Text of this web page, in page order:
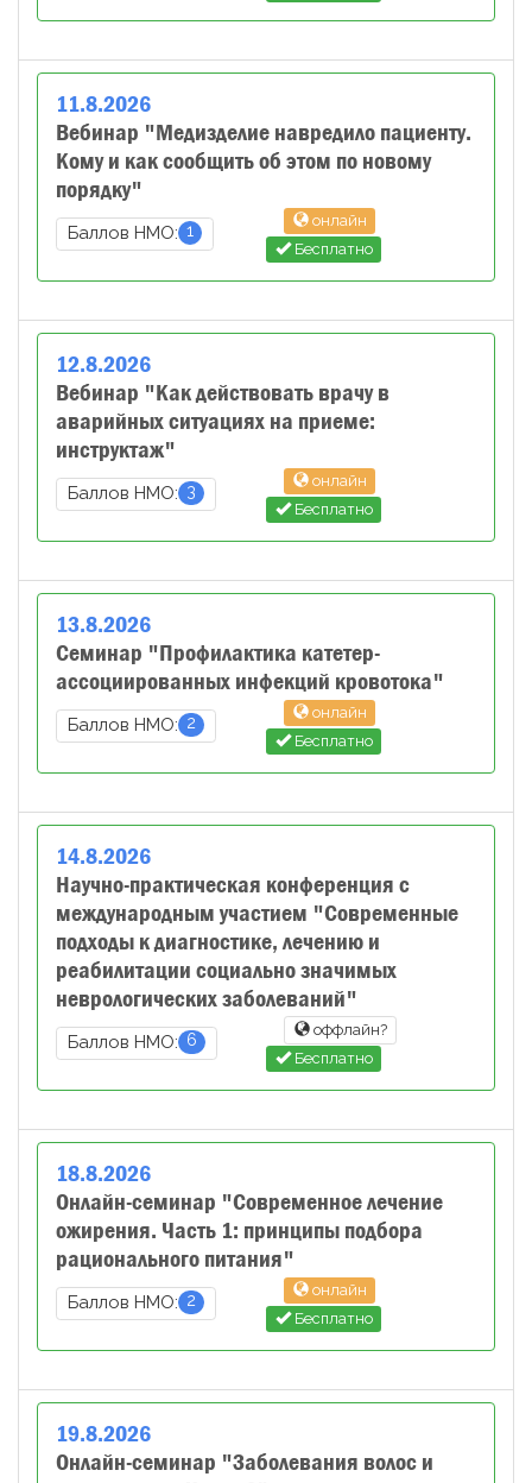
11.8.2026
Вебинар "Медизделие навредило пациенту.
Кому и как сообщить об этом по новому
порядку"
Баллов НМО: 1
онлайн
Бесплатно
12.8.2026
Вебинар "Как действовать врачу в
аварийных ситуациях на приеме:
инструктаж"
Баллов НМО: 3
онлайн
Бесплатно
13.8.2026
Семинар "Профилактика катетер-
ассоциированных инфекций кровотока"
Баллов НМО: 2
онлайн
Бесплатно
14.8.2026
Научно-практическая конференция с
международным участием "Современные
подходы к диагностике, лечению и
реабилитации социально значимых
неврологических заболеваний"
Баллов НМО: 6
оффлайн?
Бесплатно
18.8.2026
Онлайн-семинар "Современное лечение
ожирения. Часть 1: принципы подбора
рационального питания"
Баллов НМО: 2
онлайн
Бесплатно
19.8.2026
Онлайн-семинар "Заболевания волос и